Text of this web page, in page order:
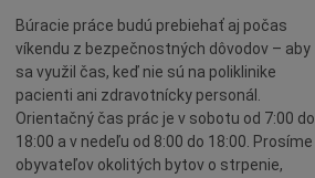
Búracie práce budú prebiehať aj počas
víkendu z bezpečnostných dôvodov – aby
sa využil čas, keď nie sú na poliklinike
pacienti ani zdravotnícky personál.
Orientačný čas prác je v sobotu od 7:00 do
18:00 a v nedeľu od 8:00 do 18:00. Prosíme
obyvateľov okolitých bytov o strpenie,